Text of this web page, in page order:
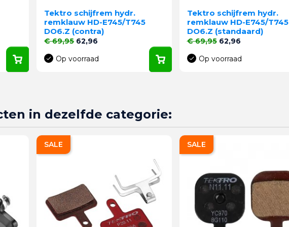
Tektro schijfrem hydr.
remklauw HD-E745/T745
DO6.Z (contra)
Normale prijs
€ 69,95 Prijs
62,96
Op voorraad
Tektro schijfrem hydr.
remklauw HD-E745/T745
DO6.Z (standaard)
Normale prijs
€ 69,95 Prijs
62,96
Op voorraad
in dezelfde categorie:
SALE SALE